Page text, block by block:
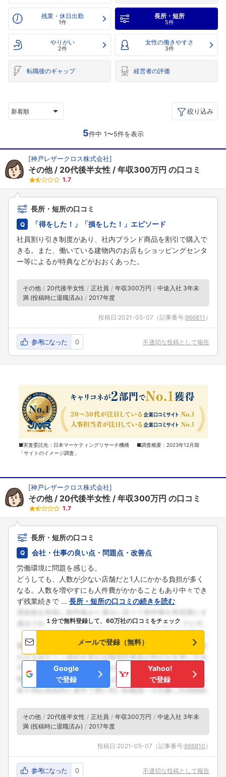
残業・休日出勤
1件
長所・短所
5件
やりがい
2件
女性の働きやすさ
3件
転職後のギャップ 経営者の評価
新着順 絞り込み
5件中 1〜5件を表示
[神戸レザークロス株式会社]
その他 20代後半女性 年収300万円 の口コミ
1.7
長所・短所の口コミ
「得をした！」「損をした！」エピソード
社員割り引き制度があり、社内ブランド商品を割引で購入で
きる。また、働いている建物内のお店もショッピングセンタ
ー等によるが特典などがおおくあった。
その他 20代後半女性 正社員 年収300万円
中途入社 3年未
満 (投稿時に退職済み)
2017年度
投稿日:2021-05-07 （記事番号:866811 ）
参考になった 0 不適切な投稿として報告
■実査委託先：日本マーケティングリサーチ機構 ■調査概要：2023年12月期
「サイトのイメージ調査」
[神戸レザークロス株式会社]
その他 20代後半女性 年収300万円 の口コミ
1.7
長所・短所の口コミ
会社・仕事の良い点・問題点・改善点
労働環境に問題を感じる。
どうしても、人数が少ない店舗だと1人にかかる負担が多く
なる。人数を増やすにも人件費がかかることもあり中々でき
ず残業続きで ... 長所・短所の口コミの続きを読む
１分で無料登録して、60万社の口コミをチェック
メールで登録（無料）
Google
で登録
Yahoo!
で登録
その他 20代後半女性 正社員 年収300万円
中途入社 3年未
満 (投稿時に退職済み)
2017年度
投稿日:2021-05-07 （記事番号:866810 ）
参考になった 0 不適切な投稿として報告